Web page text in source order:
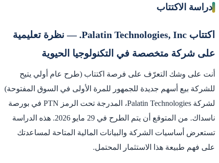
دراسة الاكتتاب
اكتتاب Palatin Technologies, Inc. — نظرة تعليمية
على شركة متخصصة في التكنولوجيا الحيوية
أنت على وشك التعرّف على فرصة اكتتاب (طرح عام أولي يتيح
للشركة بيع أسهم جديدة للجمهور للمرة الأولى في السوق المفتوحة)
لشركة Palatin Technologies، المدرجة تحت الرمز PTN في بورصة
ناسداك. من المتوقع أن يتم الطرح في 29 مايو 2026. هذه الدراسة
تستعرض أساسيات الشركة والبيانات المالية المتاحة لمساعدتك
على فهم طبيعة هذا الاستثمار المحتمل.